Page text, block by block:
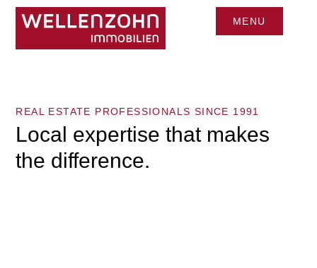
MENU
REAL ESTATE PROFESSIONALS SINCE 1991
Local expertise that makes
the difference.